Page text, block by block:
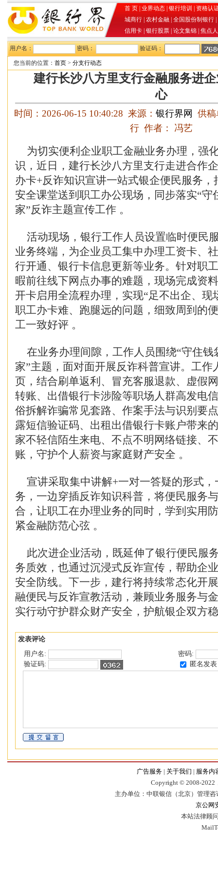
首 页 业界动态 银行培训
资格认
城商行 农村金融 全国股份制银行
信用卡 银行股票 论文集锦 焦点
用户名： 密码： 验证码：
您当前的位置： 首页 > 分支行动态
建行长沙八方里支行金融服务进
心
时间：2026-06-15 10:40:28 来源： 银行界网
供
行 作者： 冯艺
为切实便利企业职工金融业务办理，强
识，近日，建行长沙八方里支行走进合作
办卡+反诈知识宣讲一站式银企便民服务
安全课堂送到职工办公现场，同步落实“守
家”反诈主题宣传工作 。
活动现场，银行工作人员设置临时便民
业务终端，为企业员工集中办理工资卡、
行开通、银行卡信息更新等业务。针对职
暇前往线下网点办事的难题，现场完成资
开卡启用全流程办理，实现“足不出企、现
职工办卡难、跑腿远的问题，细致周到的
工一致好评 。
在业务办理间隙，工作人员围绕“守住钱
家”主题，面对面开展反诈科普宣讲。工作
页，结合刷单返利、冒充客服退款、虚假
转账、出借银行卡涉险等职场人群高发电
俗拆解诈骗常见套路、作案手法与识别要
露短信验证码、出租出借银行卡账户带来
家不轻信陌生来电、不点不明网络链接、
账，守护个人薪资与家庭财产安全 。
宣讲采取集中讲解+一对一答疑的形式，
务，一边穿插反诈知识科普，将便民服务
合，让职工在办理业务的同时，学到实用
紧金融防范心弦 。
此次进企业活动，既延伸了银行便民服
务质效，也通过沉浸式反诈宣传，帮助企
安全防线。下一步，建行将持续常态化开
融便民与反诈宣教活动，兼顾业务服务与
实行动守护群众财产安全，护航银企双方
发表评论
用户名:
密码:
验证码:
匿名发表
广告服务 | 关于我们 | 服务内
Copyright © 2008-2022
主办单位：中联银信（北京）管理
京公网
本站法律顾